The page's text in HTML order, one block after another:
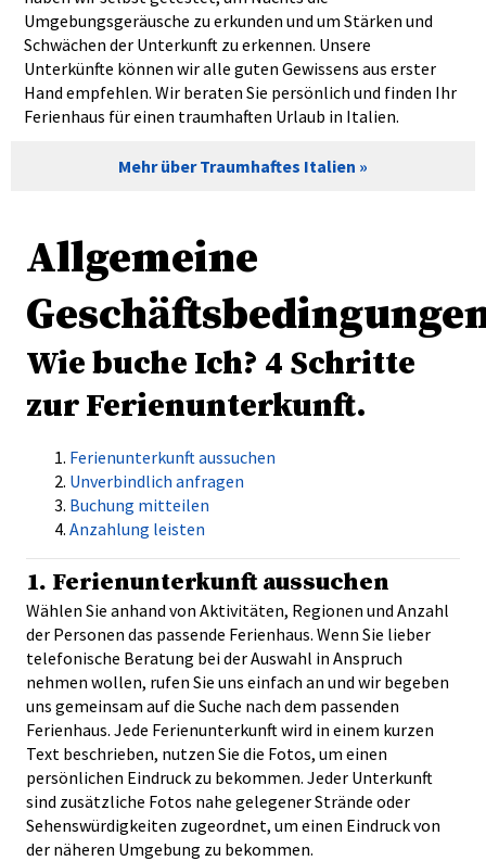
Umgebungsgeräusche zu erkunden und um Stärken und
Schwächen der Unterkunft zu erkennen. Unsere
Unterkünfte können wir alle guten Gewissens aus erster
Hand empfehlen. Wir beraten Sie persönlich und finden Ihr
Ferienhaus für einen traumhaften Urlaub in Italien.
Mehr über Traumhaftes Italien
Allgemeine
Wie buche Ich? 4 Schritte
zur Ferienunterkunft.
Ferienunterkunft aussuchen
Unverbindlich anfragen
Buchung mitteilen
Anzahlung leisten
1. Ferienunterkunft aussuchen
Wählen Sie anhand von Aktivitäten, Regionen und Anzahl
der Personen das passende Ferienhaus. Wenn Sie lieber
telefonische Beratung bei der Auswahl in Anspruch
nehmen wollen, rufen Sie uns einfach an und wir begeben
uns gemeinsam auf die Suche nach dem passenden
Ferienhaus. Jede Ferienunterkunft wird in einem kurzen
Text beschrieben, nutzen Sie die Fotos, um einen
persönlichen Eindruck zu bekommen. Jeder Unterkunft
sind zusätzliche Fotos nahe gelegener Strände oder
Sehenswürdigkeiten zugeordnet, um einen Eindruck von
der näheren Umgebung zu bekommen.